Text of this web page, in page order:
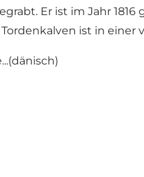
Er ist im Jahr
ist in